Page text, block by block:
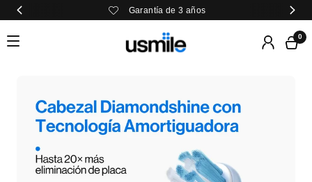
Garantía de 3 años
0